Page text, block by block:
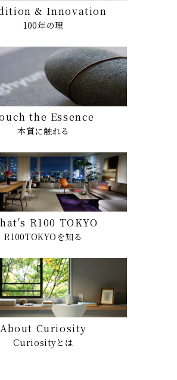
& Innovation
100年の理
the Essence
本質に触れる
R100 TOKYO
R100TOKYOを知る
About Curiosity
Curiosityとは